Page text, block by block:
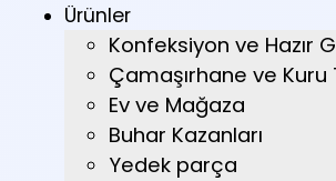
Ürünler
Konfeksiyon ve Hazır
Çamaşırhane ve
Ev ve Mağaza
Buhar Kazanları
Yedek parça